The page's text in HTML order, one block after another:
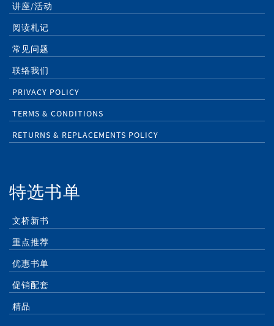
讲座/活动
阅读札记
常见问题
联络我们
PRIVACY POLICY
TERMS & CONDITIONS
RETURNS & REPLACEMENTS POLICY
特选书单
文桥新书
重点推荐
优惠书单
促销配套
精品